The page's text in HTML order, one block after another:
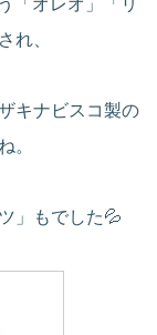
「オレオ」「リ
れ、
キナビスコ製の
。
」もでした💦